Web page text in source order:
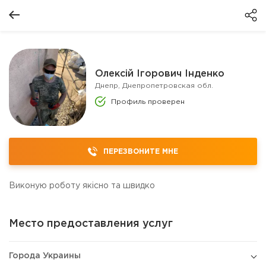
Олексій Ігорович Інденко
Днепр, Днепропетровская обл.
Профиль проверен
ПЕРЕЗВОНИТЕ МНЕ
Виконую роботу якісно та швидко
Место предоставления услуг
Города Украины